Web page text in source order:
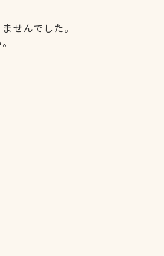
せんでした。